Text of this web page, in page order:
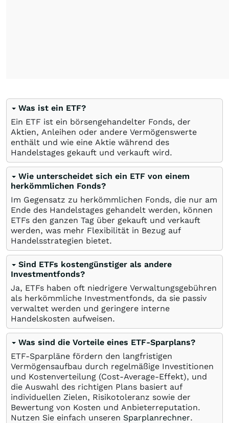
Was ist ein ETF?
Ein ETF ist ein börsengehandelter Fonds, der
Aktien, Anleihen oder andere Vermögenswerte
enthält und wie eine Aktie während des
Handelstages gekauft und verkauft wird.
Wie unterscheidet sich ein ETF von einem
herkömmlichen Fonds?
Im Gegensatz zu herkömmlichen Fonds, die nur am
Ende des Handelstages gehandelt werden, können
ETFs den ganzen Tag über gekauft und verkauft
werden, was mehr Flexibilität in Bezug auf
Handelsstrategien bietet.
Sind ETFs kostengünstiger als andere
Investmentfonds?
Ja, ETFs haben oft niedrigere Verwaltungsgebühren
als herkömmliche Investmentfonds, da sie passiv
verwaltet werden und geringere interne
Handelskosten aufweisen.
Was sind die Vorteile eines ETF-Sparplans?
ETF-Sparpläne fördern den langfristigen
Vermögensaufbau durch regelmäßige Investitionen
und Kostenverteilung (Cost-Average-Effekt), und
die Auswahl des richtigen Plans basiert auf
individuellen Zielen, Risikotoleranz sowie der
Bewertung von Kosten und Anbieterreputation.
Nutzen Sie einfach unseren Sparplanrechner.